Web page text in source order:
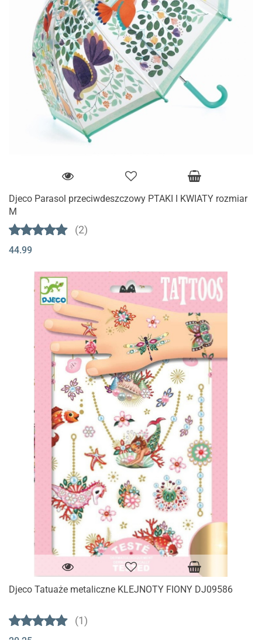
Djeco Parasol przeciwdeszczowy PTAKI I KWIATY rozmiar
M
(2)
44.99
Djeco Tatuaże metaliczne KLEJNOTY FIONY DJ09586
(1)